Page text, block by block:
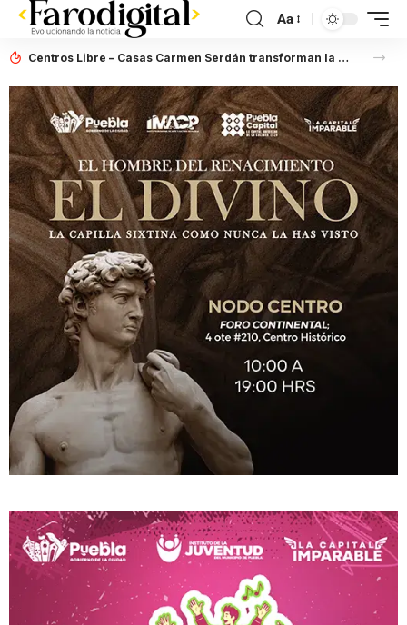
Aa
Centros Libre – Casas Carmen Serdán transforman la vida de mujeres en entornos de violencia